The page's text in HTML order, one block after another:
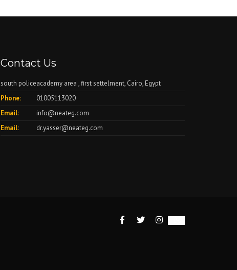
Contact Us
south policeacademy area , first settelment, Cairo, Egypt
Phone:
01005113020
Email:
info@neateg.com
Email:
dr.yasser@neateg.com